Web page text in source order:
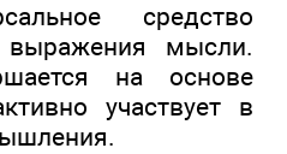
средство
мысли.
на основе
участвует в